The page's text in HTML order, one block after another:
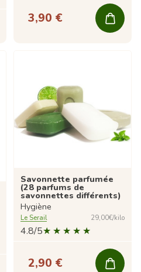
3,90 €
Savonnette parfumée
(28 parfums de
savonnettes différents)
Hygiène
Le Serail 29,00€/kilo
4.8/5
2,90 €